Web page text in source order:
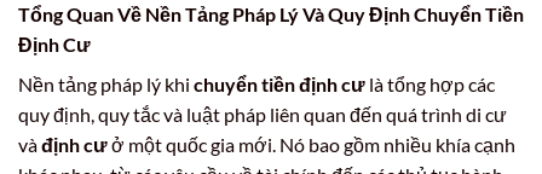
Tổng Quan Về Nền Tảng Pháp Lý Và Quy Định Chuyển Tiền
Định Cư
Nền tảng pháp lý khi chuyển tiền định cư là tổng hợp các
quy định, quy tắc và luật pháp liên quan đến quá trình di cư
vàđịnh cưở một quốc gia mới. Nó bao gồm nhiều khía cạnh